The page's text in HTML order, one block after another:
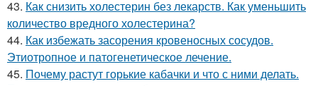
43. Как снизить холестерин без лекарств. Как уменьшить
количество вредного холестерина?
44. Как избежать засорения кровеносных сосудов.
Этиотропное и патогенетическое лечение.
45. Почему растут горькие кабачки и что с ними делать.